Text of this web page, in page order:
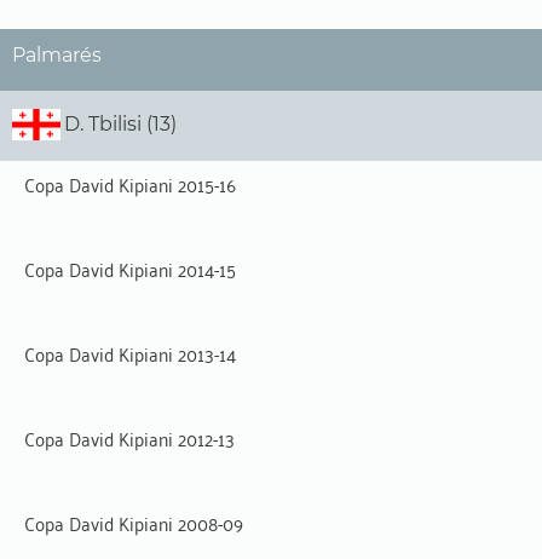
Palmarés
D. Tbilisi (13)
Copa David Kipiani 2015-16
Copa David Kipiani 2014-15
Copa David Kipiani 2013-14
Copa David Kipiani 2012-13
Copa David Kipiani 2008-09